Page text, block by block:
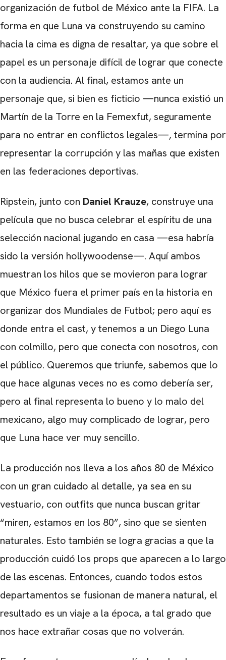
organización de futbol de México ante la FIFA. La
forma en que Luna va construyendo su camino
hacia la cima es digna de resaltar, ya que sobre el
papel es un personaje difícil de lograr que conecte
con la audiencia. Al final, estamos ante un
personaje que, si bien es ficticio —nunca existió un
Martín de la Torre en la Femexfut, seguramente
para no entrar en conflictos legales—, termina por
representar la corrupción y las mañas que existen
en las federaciones deportivas.
Ripstein, junto con Daniel Krauze, construye una
película que no busca celebrar el espíritu de una
selección nacional jugando en casa —esa habría
sido la versión hollywoodense—. Aquí ambos
muestran los hilos que se movieron para lograr
que México fuera el primer país en la historia en
organizar dos Mundiales de Futbol; pero aquí es
donde entra el cast, y tenemos a un Diego Luna
con colmillo, pero que conecta con nosotros, con
el público. Queremos que triunfe, sabemos que lo
que hace algunas veces no es como debería ser,
pero al final representa lo bueno y lo malo del
mexicano, algo muy complicado de lograr, pero
que Luna hace ver muy sencillo.
La producción nos lleva a los años 80 de México
con un gran cuidado al detalle, ya sea en su
vestuario, con outfits que nunca buscan gritar
“miren, estamos en los 80”, sino que se sienten
naturales. Esto también se logra gracias a que la
producción cuidó los props que aparecen a lo largo
de las escenas. Entonces, cuando todos estos
departamentos se fusionan de manera natural, el
resultado es un viaje a la época, a tal grado que
nos hace extrañar cosas que no volverán.